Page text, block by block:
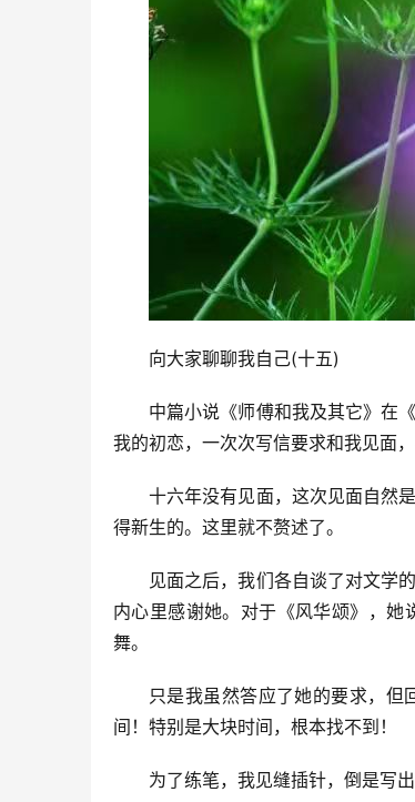
向大家聊聊我自己(十五)
中篇小说《师傅和我及其它》在
我的初恋，一次次写信要求和我见面，
十六年没有见面，这次见面自然
得新生的。这里就不赘述了。
见面之后，我们各自谈了对文学
内心里感谢她。对于《风华颂》，
舞。
只是我虽然答应了她的要求，但
间！特别是大块时间，根本找不到！
为了练笔，我见缝插针，倒是写